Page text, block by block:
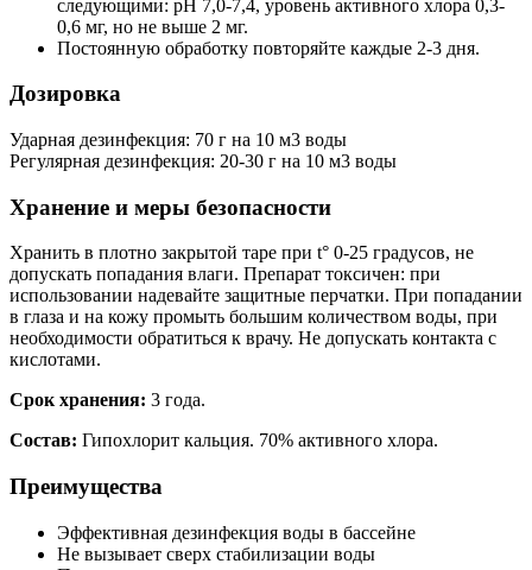
следующими: pH 7,0-7,4, уровень активного хлора 0,3-
0,6 мг, но не выше 2 мг.
Постоянную обработку повторяйте каждые 2-3 дня.
Дозировка
Ударная дезинфекция: 70 г на 10 м3 воды
Регулярная дезинфекция: 20-30 г на 10 м3 воды
Хранение и меры безопасности
Хранить в плотно закрытой таре при t° 0-25 градусов, не
допускать попадания влаги. Препарат токсичен: при
использовании надевайте защитные перчатки. При попадании
в глаза и на кожу промыть большим количеством воды, при
необходимости обратиться к врачу. Не допускать контакта с
кислотами.
Срок хранения: 3 года.
Состав: Гипохлорит кальция. 70% активного хлора.
Преимущества
Эффективная дезинфекция воды в бассейне
Не вызывает сверх стабилизации воды